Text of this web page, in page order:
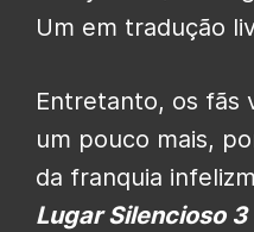
Um em tradução
Entretanto, os fãs
um pouco mais,
da franquia
Lugar Silencioso 3